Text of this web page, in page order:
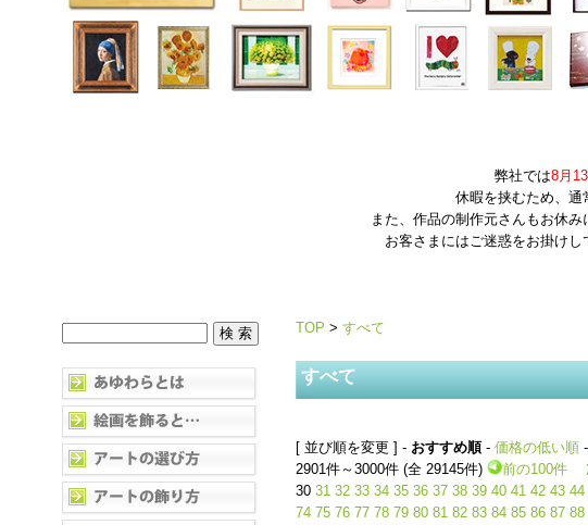
弊社では8月
休暇を挟むため、通
また、作品の制作元さんもお休
お客さまにはご迷惑をお掛けし
TOP > すべて
すべて
[ 並び順を変更 ] - おすすめ順- 価格の低い順 -
2901件～3000件 (全 29145件)
前の100件
30 31 32 33 34 35 36 37 38 39 40 41 42 43 44
74 75 76 77 78 79 80 81 82 83 84 85 86 87 88